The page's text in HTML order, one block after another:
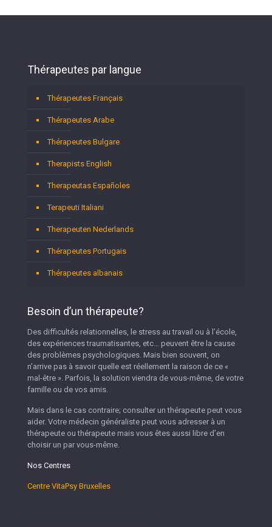
Thérapeutes par langue
Thérapeutes Français
Thérapeutes Arabe
Thérapeutes Bulgare
Therapists English
Therapeutas Españoles
Terapeuti Italiani
Therapeuten Nederlands
Thérapeutes Portugais
Thérapeutes albanais
Besoin d’un thérapeute?
Des difficultés relationnelles, le stress au travail ou à l’école,
des expériences traumatisantes, etc… peuvent être la cause
des problèmes psychologiques. Mais bien souvent, on
n’arrive pas à savoir quelle est réellement la raison de ce «
mal-être ». Parfois, la solution viendra de vous-même, de votre
famille ou de vos amis.
Mais dans le cas contraire; consulter un thérapeute peut vous
aider. Votre médecin généraliste peut vous adresser à un
thérapeute ou thérapeute mais vous êtes aussi libre d’en
choisir un par vous-même.
Nos Centres
Centre VitaPsy Bruxelles